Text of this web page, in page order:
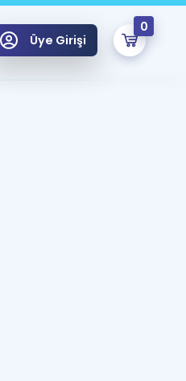
Üye Girişi
0
onlarca eğitim seni bekliyor!